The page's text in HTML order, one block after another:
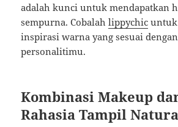
adalah kunci untuk mendapatkan
sempurna. Cobalahlippychic
inspirasi warna yang sesuai
personalitimu.
Kombinasi Makeup
Rahasia Tampil